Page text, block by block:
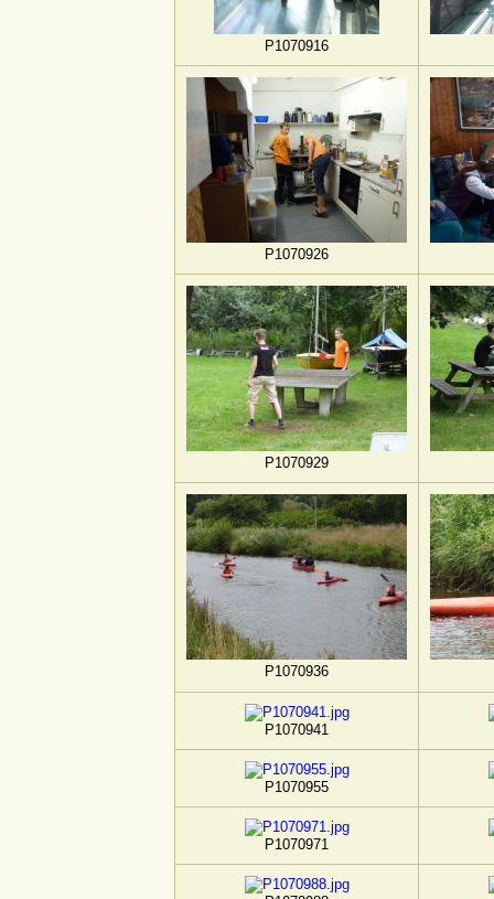
P1070916
P1070926
P1070929
P1070936
P1070941
P1070955
P1070971